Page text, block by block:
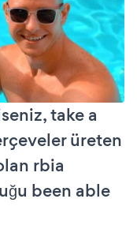
take a
üreten
rbia
been able